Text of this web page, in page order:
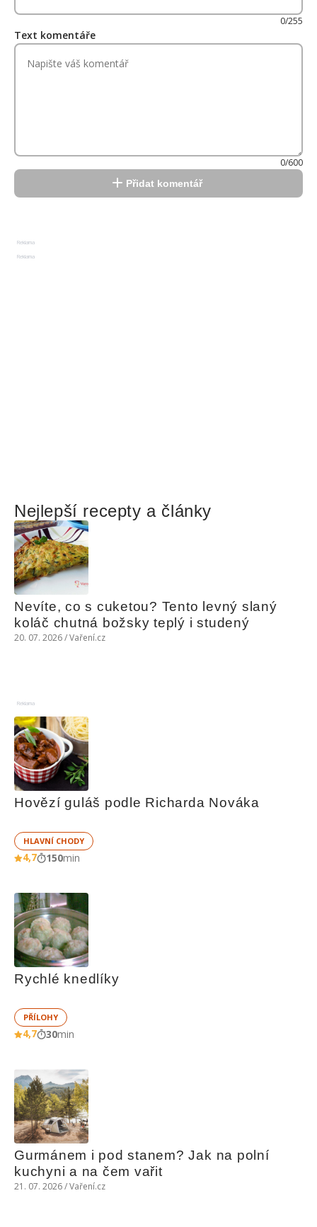
0/255
Text komentáře
0/600
Přidat komentář
Reklama
Reklama
Nejlepší recepty a články
Nevíte, co s cuketou? Tento levný slaný
koláč chutná božsky teplý i studený
20. 07. 2026 / Vaření.cz
Reklama
Hovězí guláš podle Richarda Nováka
HLAVNÍ CHODY
4,7 150min
Rychlé knedlíky
PŘÍLOHY
4,7 30min
Gurmánem i pod stanem? Jak na polní
kuchyni a na čem vařit
21. 07. 2026 / Vaření.cz